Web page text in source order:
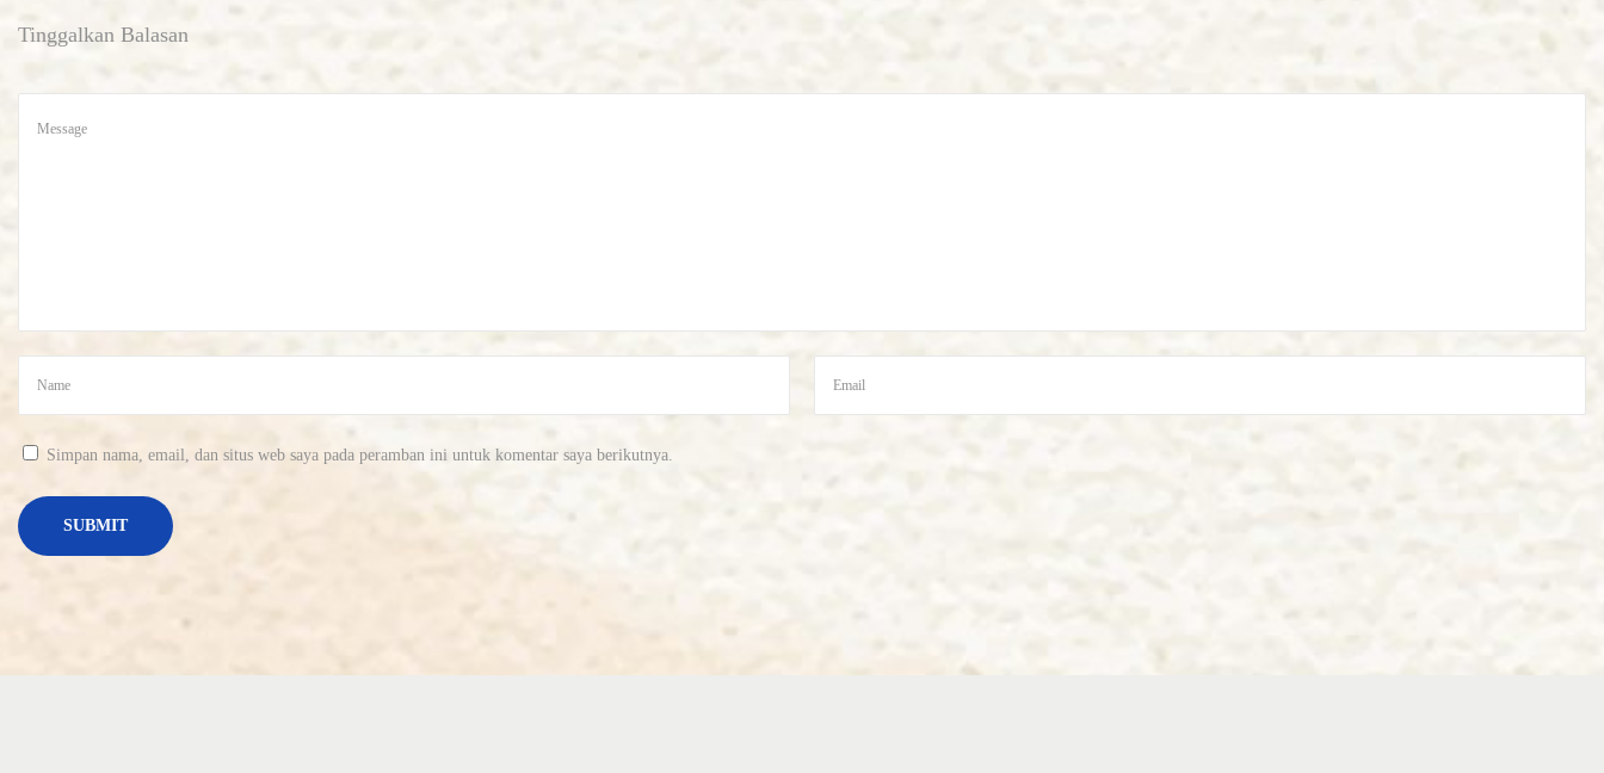
е
у
р
о
й
Tinggalkan Balasan
Simpan nama, email, dan situs web saya pada peramban ini untuk komentar saya berikutnya.